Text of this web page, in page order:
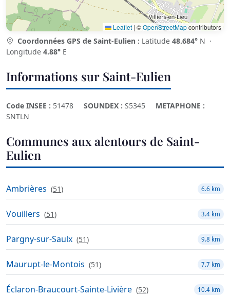
Leaflet | ©OpenStreetMapcontributors
Coordonnées GPS de Saint-Eulien : Latitude 48.684° N ·
Longitude 4.88° E
Informations sur Saint-Eulien
Code INSEE : 51478 SOUNDEX : S5345
METAPHONE :
SNTLN
Communes aux alentours de Saint-
Eulien
Ambrières (51) 6.6 km
Vouillers (51) 3.4 km
Pargny-sur-Saulx (51) 9.8 km
Maurupt-le-Montois (51) 7.7 km
Éclaron-Braucourt-Sainte-Livière (52) 10.4 km